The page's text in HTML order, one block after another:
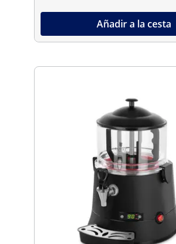
Añadir a la cesta